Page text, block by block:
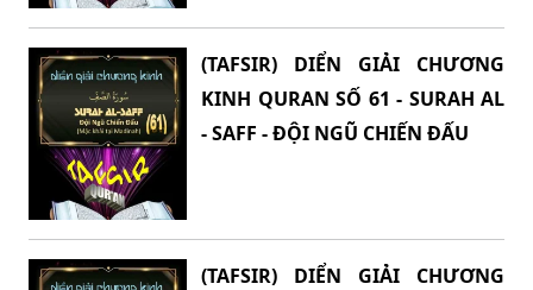
(TAFSIR) DIỂN GIẢI CHƯƠNG
KINH QURAN SỐ 61 - SURAH AL
- SAFF - ĐỘI NGŨ CHIẾN ĐẤU
(TAFSIR) DIỂN GIẢI CHƯƠNG